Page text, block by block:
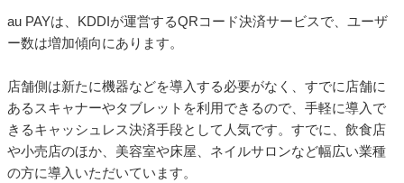
au PAYは、KDDIが運営するQRコード決済サービスで、ユーザ
ー数は増加傾向にあります。
店舗側は新たに機器などを導入する必要がなく、すでに店舗に
あるスキャナーやタブレットを利用できるので、手軽に導入で
きるキャッシュレス決済手段として人気です。すでに、飲食店
や小売店のほか、美容室や床屋、ネイルサロンなど幅広い業種
の方に導入いただいています。